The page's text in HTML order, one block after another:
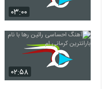
۰۳:۰۰
۰۲:۵۸